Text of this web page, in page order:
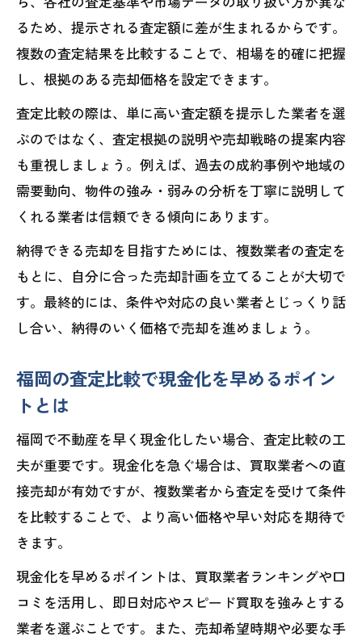
るため、提示される査定額に差が生まれるからです。
複数の査定結果を比較することで、相場を的確に把握
し、根拠のある売却価格を設定できます。
査定比較の際は、単に高い査定額を提示した業者を選
ぶのではなく、査定根拠の説明や売却戦略の提案内容
も重視しましょう。例えば、過去の成約事例や地域の
需要動向、物件の強み・弱みの分析を丁寧に説明して
くれる業者は信頼できる傾向にあります。
納得できる売却を目指すためには、複数業者の査定を
もとに、自分に合った売却計画を立てることが大切で
す。最終的には、条件や対応の良い業者とじっくり話
し合い、納得のいく価格で売却を進めましょう。
福岡の査定比較で現金化を早めるポイン
トとは
福岡で不動産を早く現金化したい場合、査定比較の工
夫が重要です。現金化を急ぐ場合は、買取業者への直
接売却が有効ですが、複数業者から査定を受けて条件
を比較することで、より高い価格や早い対応を期待で
きます。
現金化を早めるポイントは、買取業者ランキングや口
コミを活用し、即日対応やスピード買取を強みとする
業者を選ぶことです。また、売却希望時期や必要な手